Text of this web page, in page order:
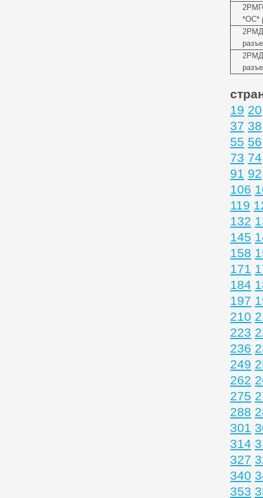
*ОС*
19 20
37 38
55 56
73 74
91 92
106
119
132
145
158
171
184
197
210
223
236
249
262
275
288
301
314
327
340
353